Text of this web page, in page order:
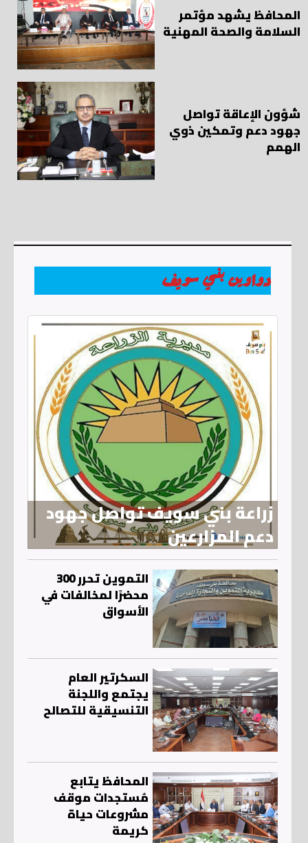
المحافظ يشهد مؤتمر
السلامة والصحة المهنية
شؤون الإعاقة تواصل
جهود دعم وتمكين ذوي
الهمم
دواوين بني سويف
زراعة بني سويف تواصل جهود
دعم المزارعين
التموين تحرر 300
محضرًا لمخالفات في
الأسواق
السكرتير العام
يجتمع واللجنة
التنسيقية للتصالح
المحافظ يتابع
مُستجدات موقف
مشروعات حياة
كريمة